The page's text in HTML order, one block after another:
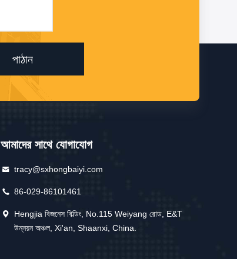
পাঠান
আমাদের সাথে যোগাযোগ
tracy@sxhongbaiyi.com
86-029-86101461
Hengjia বিজনেস বিল্ডিং, No.115 Weiyang রোড, E&T
উন্নয়ন অঞ্চল, Xi'an, Shaanxi, China.